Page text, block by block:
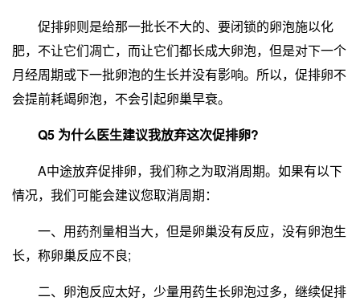
促排卵则是给那一批长不大的、要闭锁的卵泡施以化
肥，不让它们凋亡，而让它们都长成大卵泡，但是对下一个
月经周期或下一批卵泡的生长并没有影响。所以，促排卵不
会提前耗竭卵泡，不会引起卵巢早衰。
Q5 为什么医生建议我放弃这次促排卵?
A中途放弃促排卵，我们称之为取消周期。如果有以下
情况，我们可能会建议您取消周期：
一、用药剂量相当大，但是卵巢没有反应，没有卵泡生
长，称卵巢反应不良;
二、卵泡反应太好，少量用药生长卵泡过多，继续促排